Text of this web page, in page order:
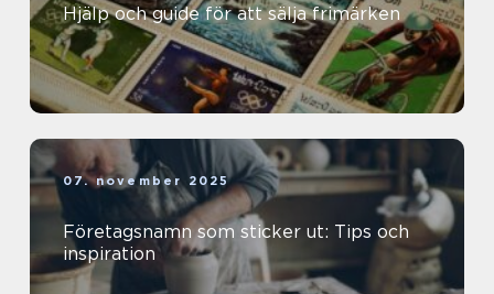
Hjälp och guide för att sälja frimärken
07. november 2025
Företagsnamn som sticker ut: Tips och
inspiration